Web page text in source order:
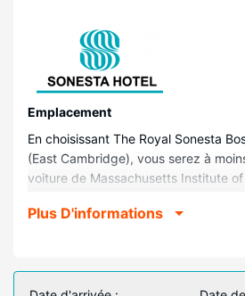
Emplacement
En choisissant The Royal Sonesta
(East Cambridge), vous serez à
voiture de Massachusetts Institute
Marketplace et à 3,1 km de New
Les 400 chambres climatisées de
invitent à la détente et comprennent
Plus D'informations